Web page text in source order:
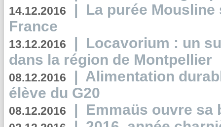
14.12.2016 | La purée
France
13.12.2016 | Locavorium : un
dans la région de Montpellier
08.12.2016 | Alimentation
élève du G20
08.12.2016 | Emmaüs ouvre sa